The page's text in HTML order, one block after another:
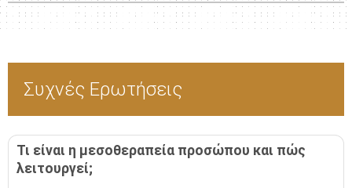
Συχνές Ερωτήσεις
Τι είναι η μεσοθεραπεία προσώπου και πώς
λειτουργεί;